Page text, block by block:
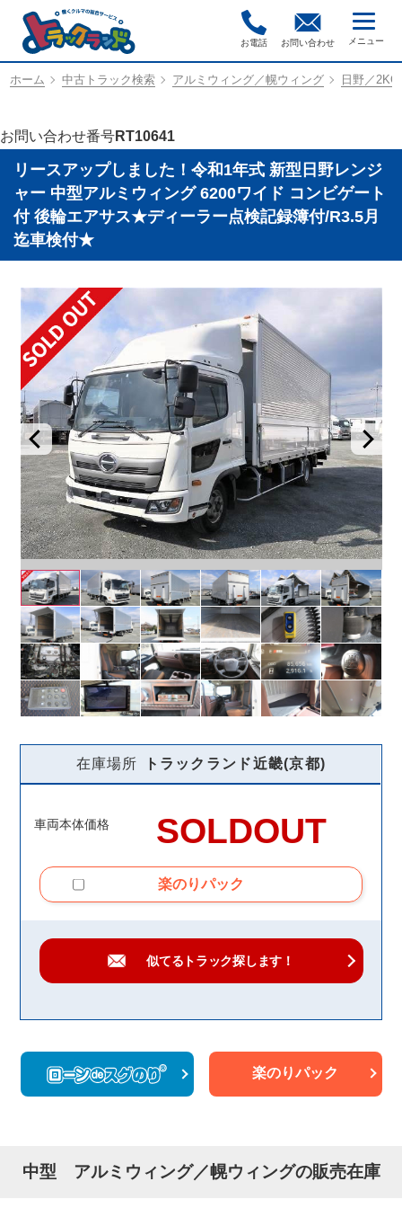
お電話 お問い合わせ
ホーム 中古トラック検索 アルミウィング／幌ウィング 日野／
お問い合わせ番号RT10641
リースアップしました！令和1年式 新型日野レンジ
ャー 中型アルミウィング 6200ワイド コンビゲート
付 後輪エアサス★ディーラー点検記録簿付/R3.5月
迄車検付★
在庫場所 トラックランド近畿(京都)
車両本体価格 SOLDOUT
楽のりパック
似てるトラック探します！
楽のりパック
中型 アルミウィング／幌ウィングの販売在庫